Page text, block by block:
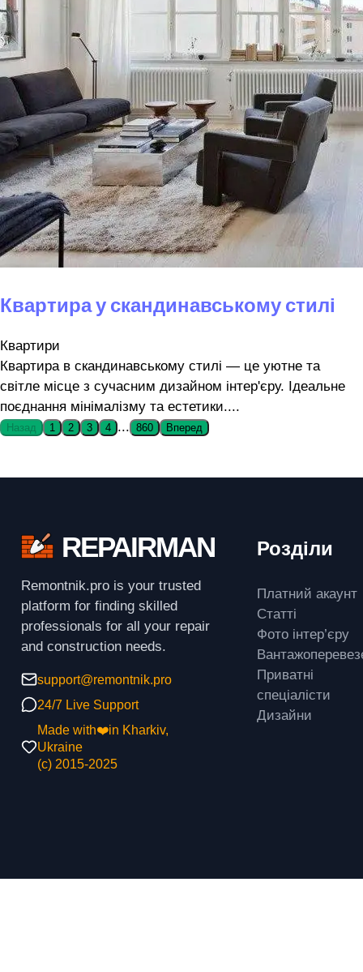
Квартира у скандинавському стилі
Квартири
Квартира в скандинавському стилі — це уютне та
світле місце з сучасним дизайном інтер'єру. Ідеальне
поєднання мінімалізму та естетики....
Назад 1 2 3 4 ... 860 Вперед
REPAIRMAN
Remontnik.pro is your trusted
platform for finding skilled
professionals for all your repair
and construction needs.
support@remontnik.pro
24/7 Live Support
Made with❤️in Kharkiv,
Ukraine
(с) 2015-2025
Розділи
Платний акаунт
Статті
Фото інтер’єру
Приватні
спеціалісти
Дизайни